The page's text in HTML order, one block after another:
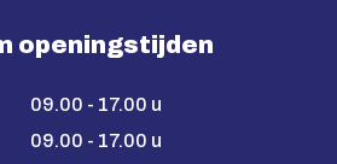
openingstijden
09.00 - 17.00 u
09.00 - 17.00 u